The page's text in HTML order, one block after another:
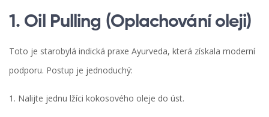
1. Oil Pulling (Oplachování oleji)
Toto je starobylá indická praxe Ayurveda, která získala moderní
podporu. Postup je jednoduchý:
Nalijte jednu lžíci kokosového oleje do úst.